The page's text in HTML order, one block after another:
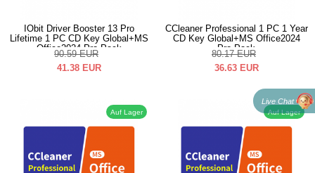
IObit Driver Booster 13 Pro
Lifetime 1 PC CD Key Global+MS
Office2024 Pro Pack
90.59 EUR
41.38 EUR
CCleaner Professional 1 PC 1 Year
CD Key Global+MS Office2024
Pro Pack
80.17 EUR
36.63 EUR
Auf Lager Auf Lager
Live Chat